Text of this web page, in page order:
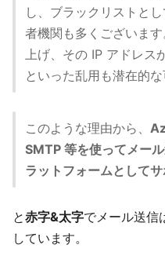
し、ブラックリストと
者機関も多くございま
上げ、その IP アドレス
といった乱用も潜在的
このような理由から、
SMTP 等を使ってメー
ラットフォームとして
と赤字&太字でメール送信
しています。